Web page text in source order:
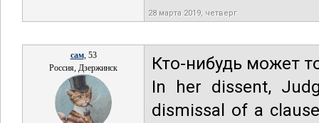
28 марта 2019, четверг
сам, 53
Россия, Дзержинск
Кто-нибудь может
In her dissent,
dismissal of a